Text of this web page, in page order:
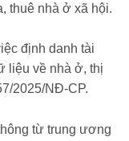
thuê nhà ở xã hội.
định danh tài
liệu về nhà ở, thị
2025/NĐ-CP.
từ trung ương